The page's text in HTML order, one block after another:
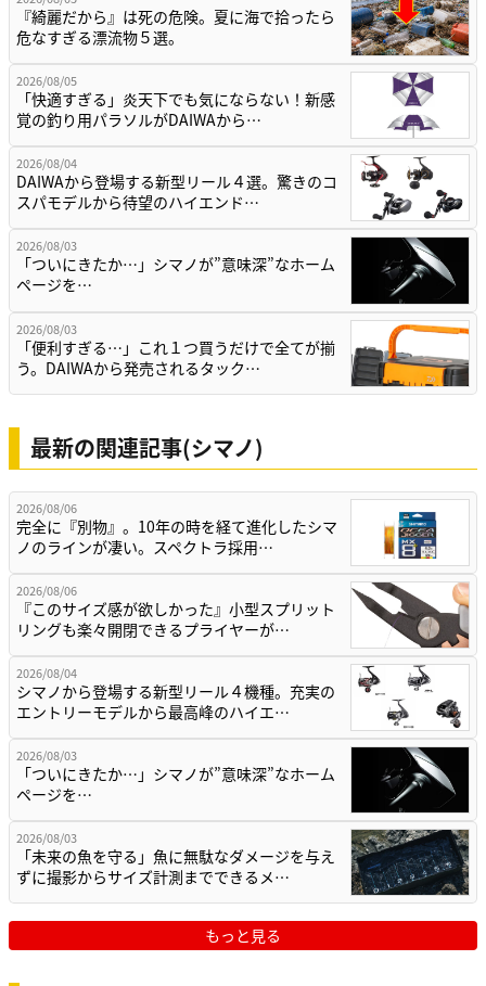
『綺麗だから』は死の危険。夏に海で拾ったら
危なすぎる漂流物５選。
2026/08/05
「快適すぎる」炎天下でも気にならない！新感
覚の釣り用パラソルがDAIWAから…
2026/08/04
DAIWAから登場する新型リール４選。驚きのコ
スパモデルから待望のハイエンド…
2026/08/03
「ついにきたか…」シマノが”意味深”なホーム
ページを…
2026/08/03
「便利すぎる…」これ１つ買うだけで全てが揃
う。DAIWAから発売されるタック…
最新の関連記事(シマノ)
2026/08/06
完全に『別物』。10年の時を経て進化したシマ
ノのラインが凄い。スペクトラ採用…
2026/08/06
『このサイズ感が欲しかった』小型スプリット
リングも楽々開閉できるプライヤーが…
2026/08/04
シマノから登場する新型リール４機種。充実の
エントリーモデルから最高峰のハイエ…
2026/08/03
「ついにきたか…」シマノが”意味深”なホーム
ページを…
2026/08/03
「未来の魚を守る」魚に無駄なダメージを与え
ずに撮影からサイズ計測までできるメ…
もっと見る